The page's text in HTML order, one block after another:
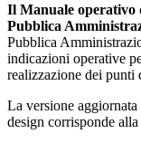
Il Manuale operativo
Pubblica
Pubblica
indicazioni operative
realizzazione dei punti
La versione
design corrisponde alla